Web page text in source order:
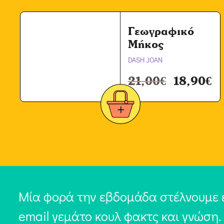
Γεωγραφικό
Μήκος
DASH JOAN
21,00€ 18,90€
Μία φορά την εβδομάδα στέλνουμε
email γεμάτο κουλ φακτς και